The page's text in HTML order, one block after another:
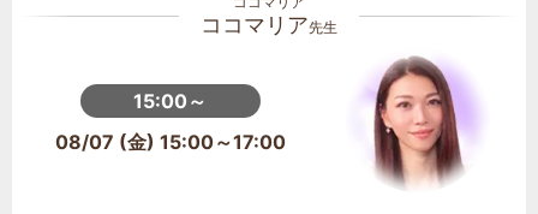
ココマリア先生
15:00～
08/07 (金) 15:00～17:00